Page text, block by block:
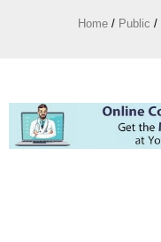
Home / Public /